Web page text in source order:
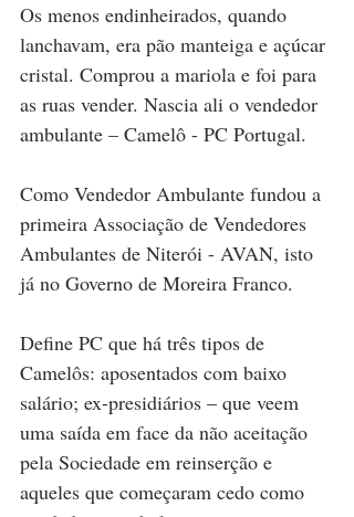
Os menos endinheirados, quando
lanchavam, era pão manteiga e açúcar
cristal. Comprou a mariola e foi para
as ruas vender. Nascia ali o vendedor
ambulante – Camelô - PC Portugal.
Como Vendedor Ambulante fundou a
primeira Associação de Vendedores
Ambulantes de Niterói - AVAN, isto
já no Governo de Moreira Franco.
Define PC que há três tipos de
Camelôs: aposentados com baixo
salário; ex-presidiários – que veem
uma saída em face da não aceitação
pela Sociedade em reinserção e
aqueles que começaram cedo como